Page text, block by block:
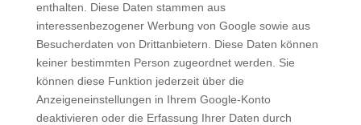
enthalten. Diese Daten stammen aus
interessenbezogener Werbung von Google sowie aus
Besucherdaten von Drittanbietern. Diese Daten können
keiner bestimmten Person zugeordnet werden. Sie
können diese Funktion jederzeit über die
Anzeigeneinstellungen in Ihrem Google-Konto
deaktivieren oder die Erfassung Ihrer Daten durch